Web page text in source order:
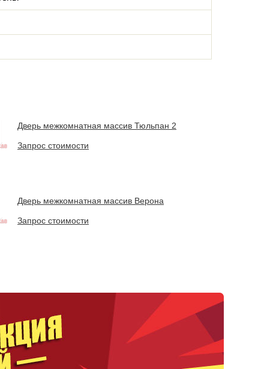
Дверь межкомнатная массив Тюльпан 2
Запрос стоимости
Дверь межкомнатная массив Верона
Запрос стоимости